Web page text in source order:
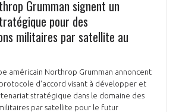
Grumman signent un
pour des
militaires par satellite au
américain Northrop Grumman annoncent
d'accord visant à développer et
stratégique dans le domaine des
par satellite pour le futur